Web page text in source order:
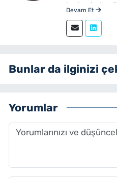
kariyerinde
olmak üzere
gazetecidir.
olarak
Devam Et
Bunlar da ilginizi
Yorumlar